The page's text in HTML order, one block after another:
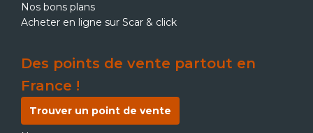
Nos bons plans
Acheter en ligne sur Scar & click
Des points de vente partout en
France !
Trouver un point de vente